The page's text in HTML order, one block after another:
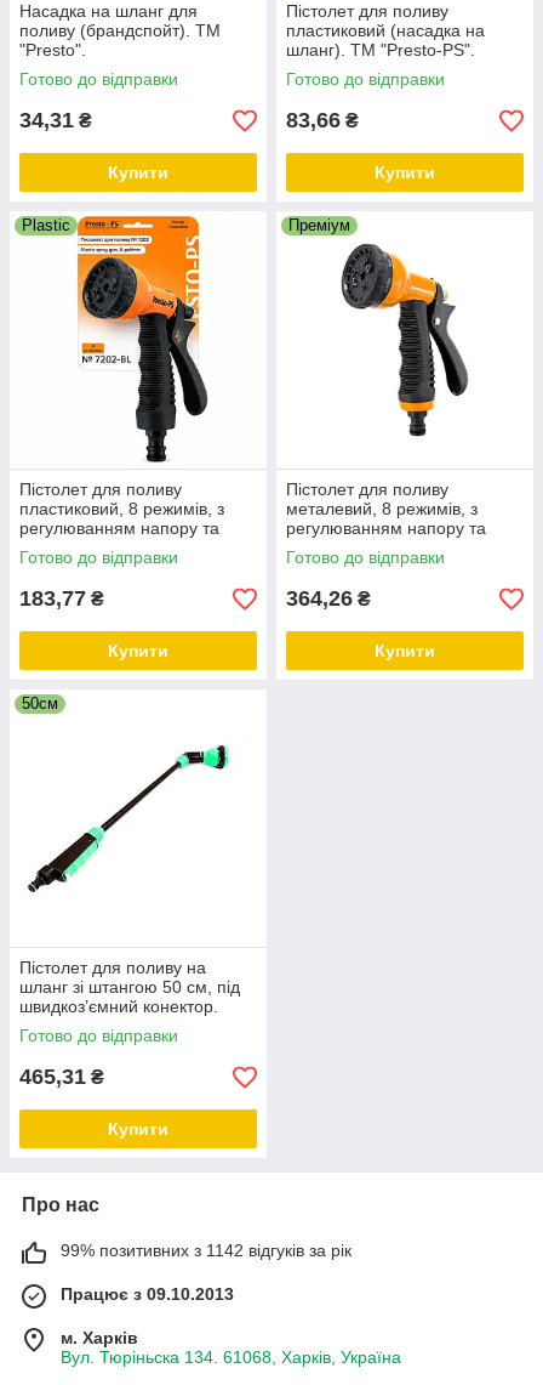
Насадка на шланг для
поливу (брандспойт). ТМ
"Presto".
Готово до відправки
34,31 ₴
Купити
Пістолет для поливу
пластиковий (насадка на
шланг). ТМ "Presto-PS".
Готово до відправки
83,66 ₴
Купити
Plastic
Пістолет для поливу
пластиковий, 8 режимів, з
регулюванням напору та
фіксатором під
швидкозніманням ТМ
Готово до відправки
183,77 ₴
Купити
Преміум
Пістолет для поливу
металевий, 8 режимів, з
регулюванням напору та
фіксатором, під швидкоз’єм
ТМ "Presto-PS 7204".
Готово до відправки
364,26 ₴
Купити
50см
Пістолет для поливу на
шланг зі штангою 50 см, під
швидкоз’ємний конектор.
Готово до відправки
465,31 ₴
Купити
Про нас
99% позитивних з 1142 відгуків за рік
Працює з 09.10.2013
м. Харків
Вул. Тюріньска 134. 61068, Харків, Україна